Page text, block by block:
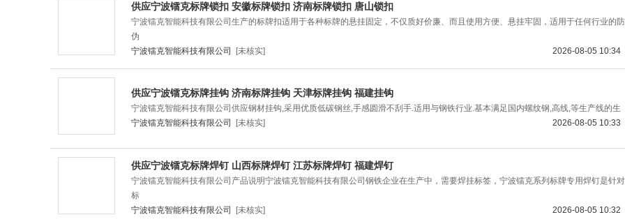
供应宁波镭克标牌锁扣 安徽标牌锁扣 济南标牌锁扣 唐山锁扣
宁波镭克智能科技有限公司生产的标牌扣适用于各种标牌的悬挂固定，不仅质好价廉、而且使用方便、悬挂牢固，适用于任何行业的防
伪
2026-08-05 10:34
宁波镭克智能科技有限公司 [未核实]
供应宁波镭克标牌挂钩 济南标牌挂钩 天津标牌挂钩 福建挂钩
宁波镭克智能科技有限公司供应钢材挂钩,采用优质低碳钢丝,手感圆滑不刮手.适用与钢铁行业.基本满足国内螺纹钢,高线,等生产线的生
2026-08-05 10:33
宁波镭克智能科技有限公司 [未核实]
供应宁波镭克标牌焊钉 山西标牌焊钉 江苏标牌焊钉 福建焊钉
宁波镭克智能科技有限公司产品说明宁波镭克智能科技有限公司钢铁企业在生产中，需要焊挂标签，宁波镭克系列标牌专用焊钉是针对
标
2026-08-05 10:32
宁波镭克智能科技有限公司 [未核实]